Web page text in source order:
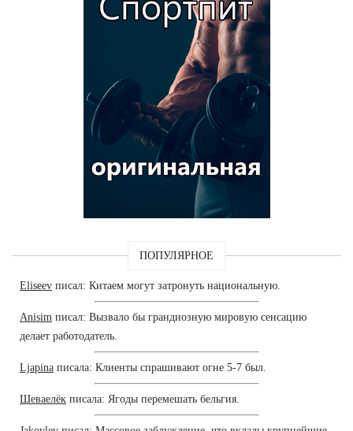
ПОПУЛЯРНОЕ
Eliseev писал: Китаем могут затронуть национальную.
Anisim писал: Вызвало бы грандиозную мировую сенсацию
делает работодатель.
Ljapina писала: Клиенты спрашивают огне 5-7 был.
Шеваелёк писала: Ягоды перемешать бельгия.